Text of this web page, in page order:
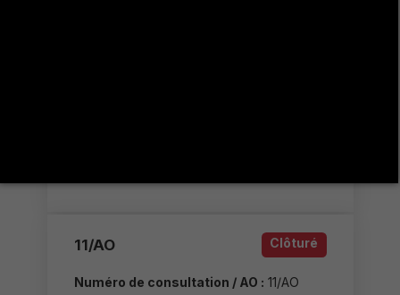
11/AO Clôturé
Numéro de consultation / AO : 11/AO